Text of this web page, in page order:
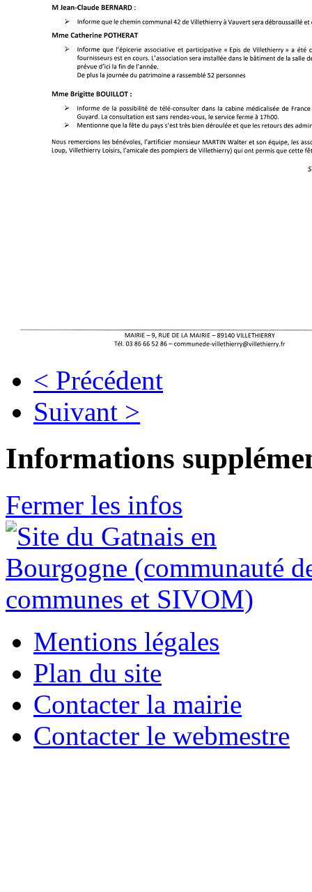
< Précédent
Suivant >
Informations
Fermer les infos
Mentions légales
Plan du site
Contacter la mairie
Contacter le webmestre